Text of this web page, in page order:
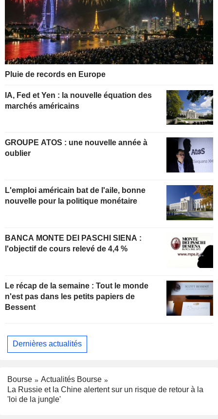
Pluie de records en Europe
IA, Fed et Yen : la nouvelle équation des
marchés américains
GROUPE ATOS : une nouvelle année à
oublier
L'emploi américain bat de l'aile, bonne
nouvelle pour la politique monétaire
BANCA MONTE DEI PASCHI SIENA :
l'objectif de cours relevé de 4,4 %
Le récap de la semaine : Tout le monde
n'est pas dans les petits papiers de
Bessent
Dernières actualités
Bourse
Actualités Bourse
La Russie et la Chine alertent sur un risque de retour à la
'loi de la jungle'